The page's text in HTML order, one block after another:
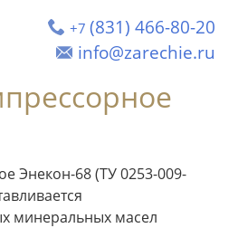
+7 (831) 466-80-20
info@zarechie.ru
Энекон-68 (ТУ 0253-009-
минеральных масел